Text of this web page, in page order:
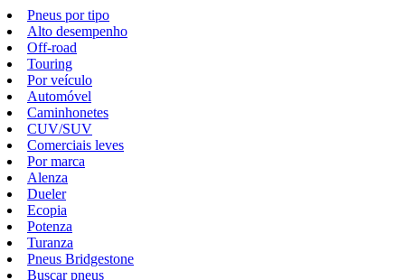
Pneus por tipo
Alto desempenho
Off-road
Touring
Por veículo
Automóvel
Caminhonetes
CUV/SUV
Comerciais leves
Por marca
Alenza
Dueler
Ecopia
Potenza
Turanza
Pneus Bridgestone
Buscar pneus